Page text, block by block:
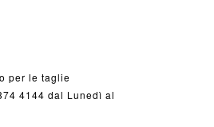
per le taglie
4144 dal Lunedì al